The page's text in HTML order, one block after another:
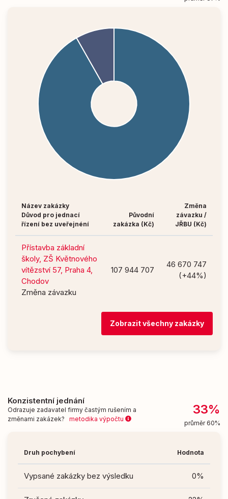
Název zakázky
Důvod pro jednací
řízení bez uveřejnéní
Původní
zakázka (Kč)
Změna
závazku /
JŘBU (Kč)
Přístavba základní
školy, ZŠ Květnového
vítězství 57, Praha 4,
Chodov
Změna závazku
107 944 707
46 670 747
(+44%)
Zobrazit všechny zakázky
Konzistentní jednání
Odrazuje zadavatel firmy častým rušením a
změnami zakázek? metodika výpočtu
33%
průměr 60%
Druh pochybení Hodnota
Vypsané zakázky bez výsledku 0%